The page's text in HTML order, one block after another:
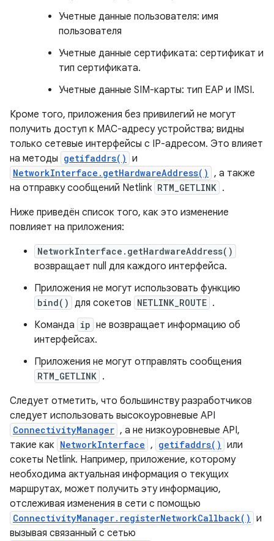
Учетные данные пользователя: имя
пользователя
Учетные данные сертификата: сертификат и
тип сертификата.
Учетные данные SIM-карты: тип EAP и IMSI.
Кроме того, приложения без привилегий не могут
получить доступ к MAC-адресу устройства; видны
только сетевые интерфейсы с IP-адресом. Это влияет
на методы getifaddrs() и
NetworkInterface.getHardwareAddress() , а также
на отправку сообщений Netlink RTM_GETLINK .
Ниже приведён список того, как это изменение
повлияет на приложения:
NetworkInterface.getHardwareAddress()
возвращает null для каждого интерфейса.
Приложения не могут использовать функцию
bind() для сокетов NETLINK_ROUTE .
Команда ip не возвращает информацию об
интерфейсах.
Приложения не могут отправлять сообщения
RTM_GETLINK .
Следует отметить, что большинству разработчиков
следует использовать высокоуровневые API
ConnectivityManager , а не низкоуровневые API,
такие как NetworkInterface , getifaddrs() или
сокеты Netlink. Например, приложение, которому
необходима актуальная информация о текущих
маршрутах, может получить эту информацию,
отслеживая изменения в сети с помощью
ConnectivityManager.registerNetworkCallback() и
вызывая связанный с сетью